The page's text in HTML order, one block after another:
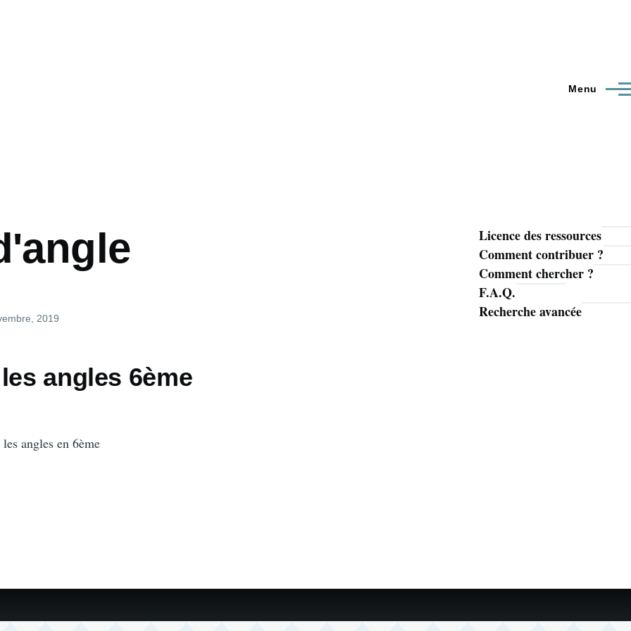
Menu
2019
angles 6ème
angles en 6ème
Navigation
principale
Licence des ressources
Comment contribuer ?
Comment chercher ?
F.A.Q.
Recherche avancée